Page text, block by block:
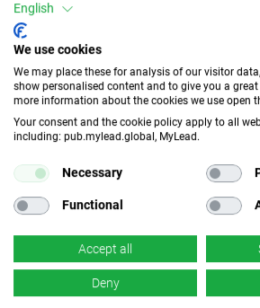
Attribute
||Geräte||
Mobile Geräte
Desktop
Unerlaubter
k.A.
k.A.
×Nein
English
We use cookies
We may place these for analysis of our visitor
show personalised content and to give you a great
more information about the cookies we use open
Your consent and the cookie policy apply to all
including: pub.mylead.global, MyLead.
Necessary
Functional
Accept all
Deny